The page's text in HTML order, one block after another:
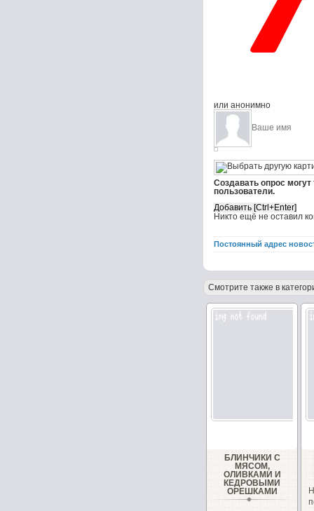
или анонимно
Создавать опрос
пользователи.
Никто ещё не оставил
Постоянный адрес
Смотрите также в
БЛИНЧИКИ С
МЯСОМ,
ОЛИВКАМИ И
КЕДРОВЫМИ
ОРЕШКАМИ